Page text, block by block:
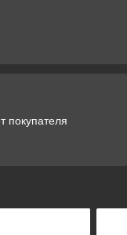
покупателя